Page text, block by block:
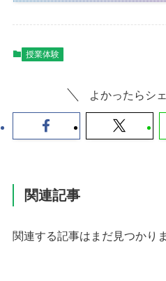
授業体験
よかったらシ
関連記事
関連する記事はまだ見つかり